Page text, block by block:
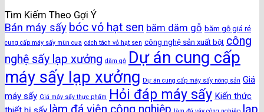
Tìm Kiếm Theo Gợi Ý
Bán máy sấy bóc vỏ hạt sen băm dăm gỗ băm gỗ giá rẻ
cung cấp máy sấy mùn cưa cách tách vỏ hạt sen công nghệ sản xuất bột công
nghệ sấy lạp xưởng dăm gỗ Dự án cung cấp
máy sấy lạp xưởng Dự án cung cấp máy sấy nông sản Giá
máy sấy Giá máy sấy thực phẩm Hỏi đáp máy sấy Kiến thức